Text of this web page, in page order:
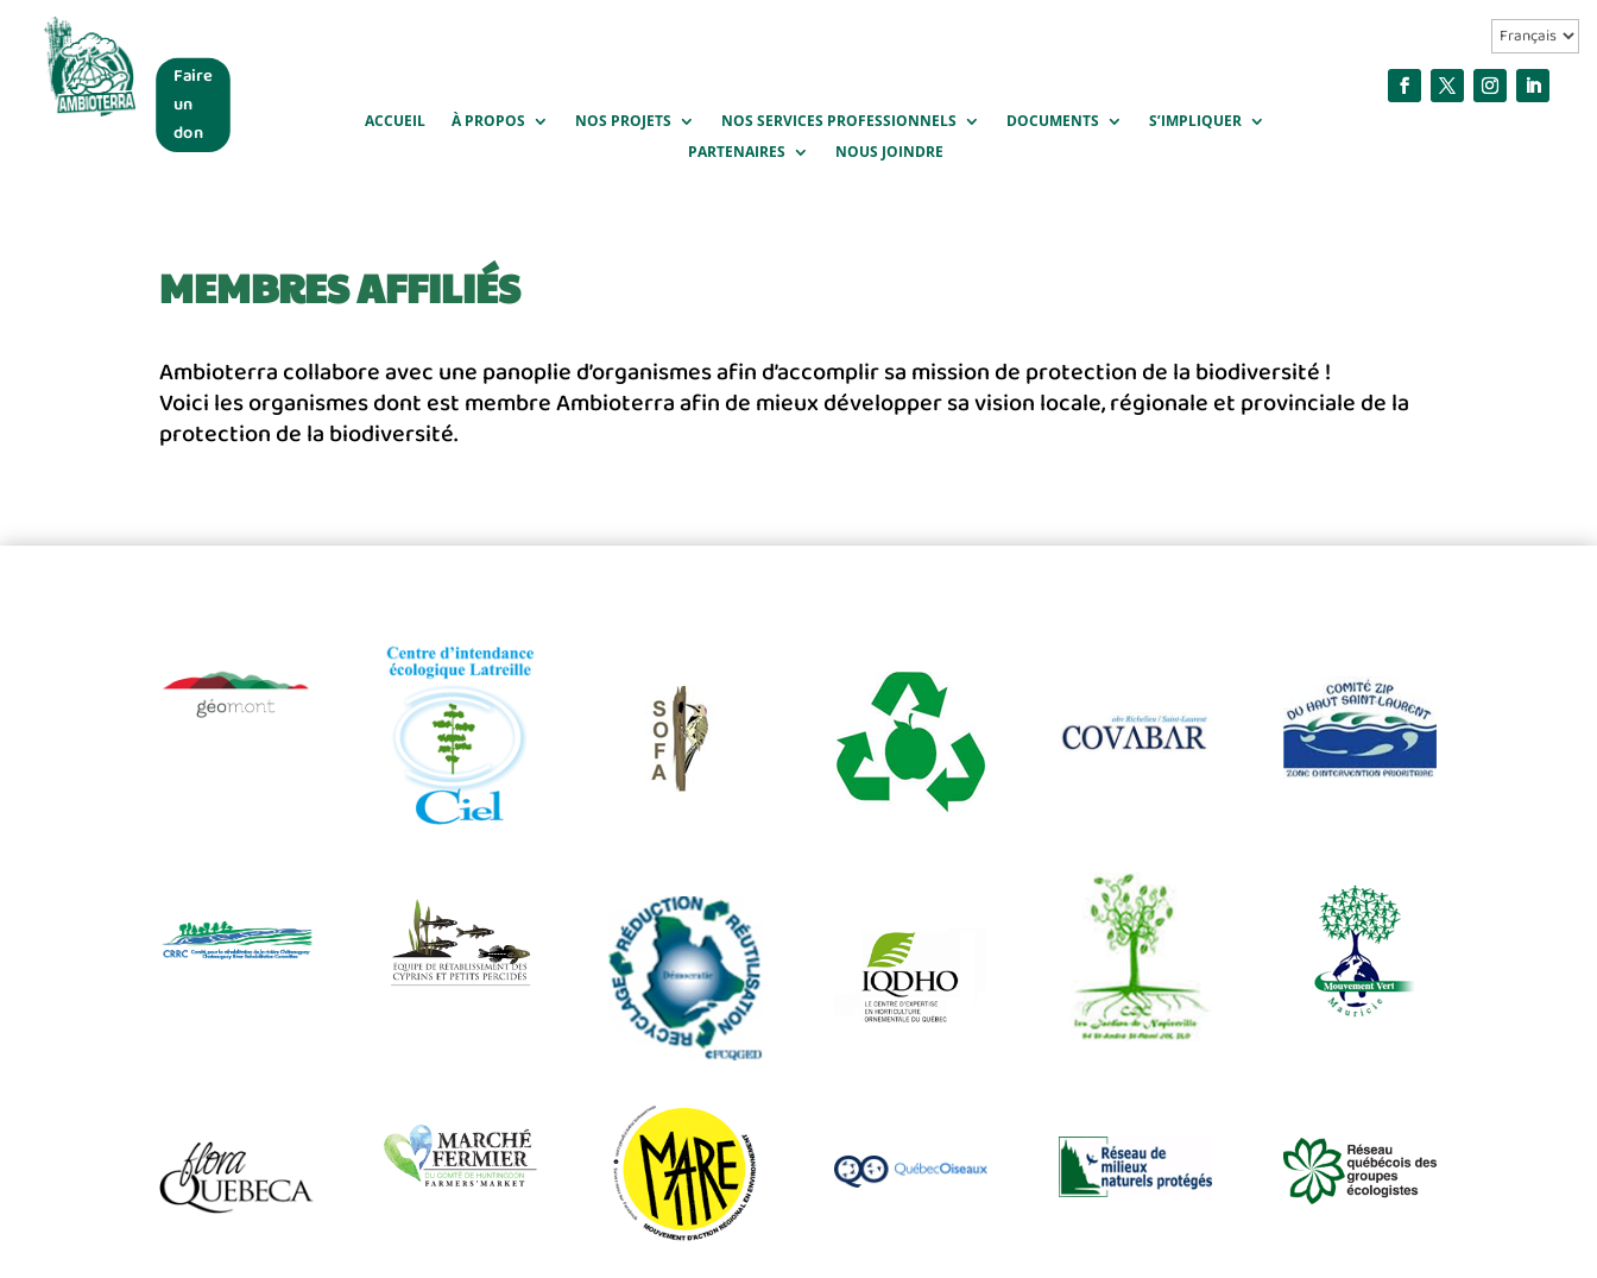
Faire
un
don ACCUEIL À PROPOS NOS PROJETS NOS SERVICES PROFESSIONNELS DOCUMENTS
S’IMPLIQUER
PARTENAIRES
NOUS JOINDRE
MEMBRES AFFILIÉS
Ambioterra collabore avec une panoplie d’organismes afin d’accomplir sa mission de protection de la biodiversité !
Voici les organismes dont est membre Ambioterra afin de mieux développer sa vision locale, régionale et provinciale de la
protection de la biodiversité.